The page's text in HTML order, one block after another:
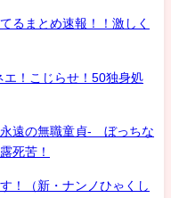
るまとめ速報！！激しく
エ！こじらせ！50独身処
遠の無職童貞- ぼっちな
死苦！
！（新・ナンノひゃくし